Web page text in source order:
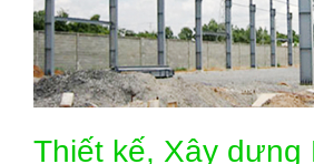
Thiết kế, Xây dựng